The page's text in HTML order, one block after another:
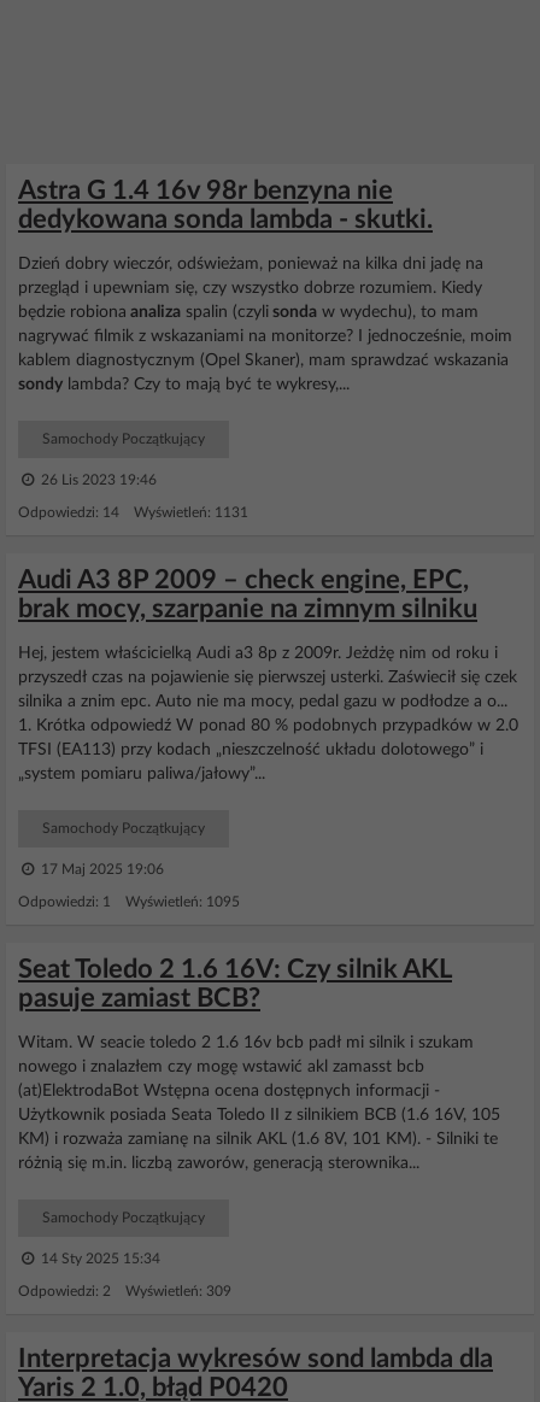
Astra G 1.4 16v 98r benzyna nie
dedykowana sonda lambda - skutki.
Dzień dobry wieczór, odświeżam, ponieważ na kilka dni jadę na
przegląd i upewniam się, czy wszystko dobrze rozumiem. Kiedy
będzie robiona analiza spalin (czyli sonda w wydechu), to mam
nagrywać filmik z wskazaniami na monitorze? I jednocześnie, moim
kablem diagnostycznym (Opel Skaner), mam sprawdzać wskazania
sondy lambda? Czy to mają być te wykresy,...
Samochody Początkujący
26 Lis 2023 19:46
Odpowiedzi: 14 Wyświetleń: 1131
Audi A3 8P 2009 – check engine, EPC,
brak mocy, szarpanie na zimnym silniku
Hej, jestem właścicielką Audi a3 8p z 2009r. Jeżdżę nim od roku i
przyszedł czas na pojawienie się pierwszej usterki. Zaświecił się czek
silnika a znim epc. Auto nie ma mocy, pedal gazu w podłodze a o...
1. Krótka odpowiedź W ponad 80 % podobnych przypadków w 2.0
TFSI (EA113) przy kodach „nieszczelność układu dolotowego” i
„system pomiaru paliwa/jałowy”...
Samochody Początkujący
17 Maj 2025 19:06
Odpowiedzi: 1 Wyświetleń: 1095
Seat Toledo 2 1.6 16V: Czy silnik AKL
pasuje zamiast BCB?
Witam. W seacie toledo 2 1.6 16v bcb padł mi silnik i szukam
nowego i znalazłem czy mogę wstawić akl zamasst bcb
(at)ElektrodaBot Wstępna ocena dostępnych informacji -
Użytkownik posiada Seata Toledo II z silnikiem BCB (1.6 16V, 105
KM) i rozważa zamianę na silnik AKL (1.6 8V, 101 KM). - Silniki te
różnią się m.in. liczbą zaworów, generacją sterownika...
Samochody Początkujący
14 Sty 2025 15:34
Odpowiedzi: 2 Wyświetleń: 309
Interpretacja wykresów sond lambda dla
Yaris 2 1.0, błąd P0420